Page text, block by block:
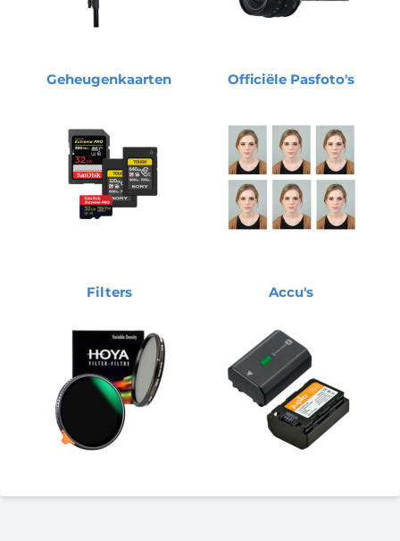
Geheugenkaarten Officiële Pasfoto's
Filters Accu's